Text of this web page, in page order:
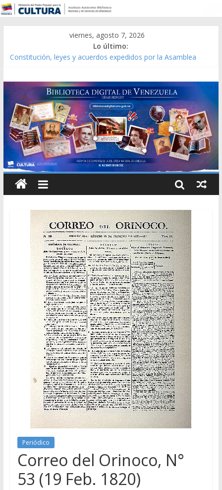
viernes, agosto 7, 2026
Lo último:
Constitución, leyes y acuerdos expedidos por la Asamblea
Modesta Bor Sánchez [material gráfico]
Gaceta Oficial de la República de Venezuela año CXXXIII Mes V,
Caracas 09 de marzo de 2006 N° 38.394
Catálogo temático de obras de Modesta Bor
Periódico
Correo del Orinoco, N°
53 (19 Feb. 1820)